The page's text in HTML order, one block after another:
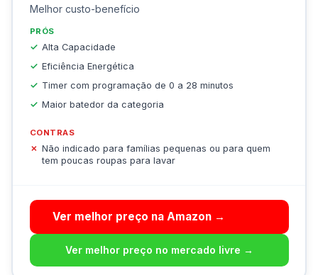
Melhor custo-benefício
PRÓS
Alta Capacidade
Eficiência Energética
Timer com programação de 0 a 28 minutos
Maior batedor da categoria
CONTRAS
Não indicado para famílias pequenas ou para quem
tem poucas roupas para lavar
Ver melhor preço na Amazon →
Ver melhor preço no mercado livre →